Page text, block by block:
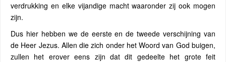
verdrukking en elke vijandige macht waaronder zij ook mogen
zijn.
Dus hier hebben we de eerste en de tweede verschijning van
de Heer Jezus. Allen die zich onder het Woord van God buigen,
zullen het erover eens zijn dat dit gedeelte het grote feit